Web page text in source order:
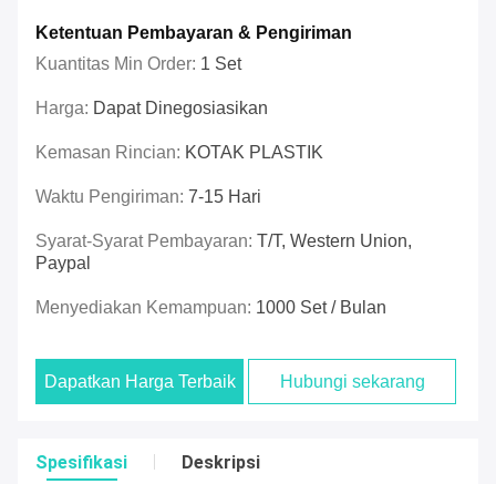
Ketentuan Pembayaran & Pengiriman
Kuantitas Min Order: 1 Set
Harga: Dapat Dinegosiasikan
Kemasan Rincian: KOTAK PLASTIK
Waktu Pengiriman: 7-15 Hari
Syarat-Syarat Pembayaran: T/T, Western Union,
Paypal
Menyediakan Kemampuan: 1000 Set / Bulan
Dapatkan Harga Terbaik Hubungi sekarang
Spesifikasi Deskripsi